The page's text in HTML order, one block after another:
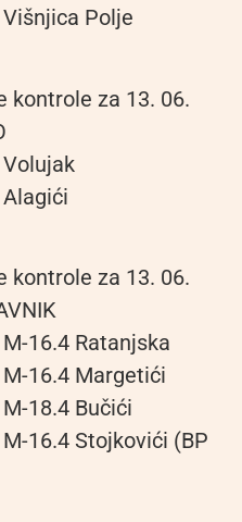
Polje
kontrole za 13. 06.
kontrole za 13. 06.
16.4 Ratanjska
16.4 Margetići
18.4 Bučići
16.4 Stojkovići (BP